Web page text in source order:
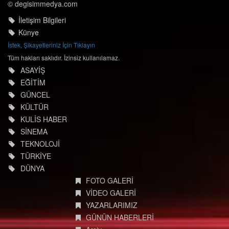
© degisimmedya.com
İletişim Bilgileri
Künye
İstek, Şikayetleriniz İçin Tıklayın
Tüm hakları saklıdır. İzinsiz kullanılamaz.
ASAYİŞ
EĞİTİM
GÜNCEL
KÜLTÜR
KULİS HABER
SİNEMA
TEKNOLOJİ
TÜRKİYE
DÜNYA
FOTO GALERİ
VİDEO GALERİ
YAZARLARIMIZ
GÜNÜN HABERLERİ